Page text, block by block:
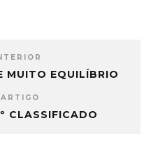
MUITO EQUILÍBRIO
CLASSIFICADO